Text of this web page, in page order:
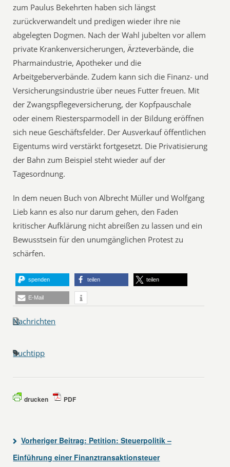
zum Paulus Bekehrten haben sich längst
zurückverwandelt und predigen wieder ihre nie
abgelegten Dogmen. Nach der Wahl jubelten vor allem
private Krankenversicherungen, Ärzteverbände, die
Pharmaindustrie, Apotheker und die
Arbeitgeberverbände. Zudem kann sich die Finanz- und
Versicherungsindustrie über neues Futter freuen. Mit
der Zwangspflegeversicherung, der Kopfpauschale
oder einem Riestersparmodell in der Bildung eröffnen
sich neue Geschäftsfelder. Der Ausverkauf öffentlichen
Eigentums wird verstärkt fortgesetzt. Die Privatisierung
der Bahn zum Beispiel steht wieder auf der
Tagesordnung.
In dem neuen Buch von Albrecht Müller und Wolfgang
Lieb kann es also nur darum gehen, den Faden
kritischer Aufklärung nicht abreißen zu lassen und ein
Bewusstsein für den unumgänglichen Protest zu
schärfen.
spenden teilen teilen
E-Mail
Nachrichten
Buchtipp
drucken PDF
Vorheriger Beitrag: Petition: Steuerpolitik –
Einführung einer Finanztransaktionsteuer